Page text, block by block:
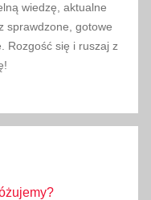
wiedzę, aktualne
sprawdzone, gotowe
Rozgość się i ruszaj z